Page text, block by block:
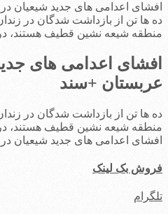
افشای اعدامی های جدید شیعیان
ده ها تن از بازداشت شدگان در
منطقه شیعه نشین قطیف هستند،
افشای اعدامی های
عربستان +سند
ده ها تن از بازداشت شدگان در
منطقه شیعه نشین قطیف هستند،
افشای اعدامی های جدید شیعیان
فروش بک لینک
تلگرام